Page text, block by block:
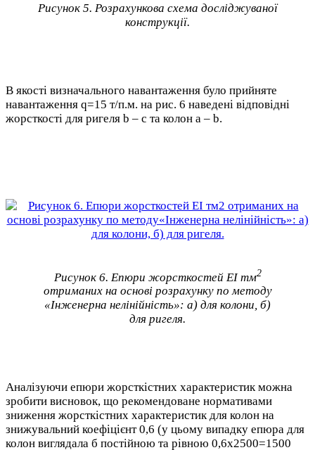
Рисунок 5. Розрахункова схема досліджуваної
конструкції.
В якості визначального навантаження було прийняте
навантаження q=15 т/п.м. на рис. 6 наведені відповідні
жорсткості для ригеля b – с та колон а – b.
Рисунок 6. Епюри жорсткостей EI тм2
отриманих на основі розрахунку по методу
«Інженерна нелінійність»: а) для колони, б)
для ригеля.
Аналізуючи епюри жорсткістних характеристик можна
зробити висновок, що рекомендоване нормативами
зниження жорсткістних характеристик для колон на
знижувальний коефіцієнт 0,6 (у цьому випадку епюра для
колон виглядала б постійною та рівною 0,6х2500=1500